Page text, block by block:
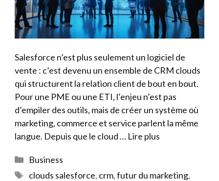
Salesforce n’est plus seulement un logiciel de
vente : c’est devenu un ensemble de CRM clouds
qui structurent la relation client de bout en bout.
Pour une PME ou une ETI, l’enjeu n’est pas
d’empiler des outils, mais de créer un système où
marketing, commerce et service parlent la même
langue. Depuis que le cloud … Lire plus
Catégories
Business
Étiquettes
clouds salesforce, crm,futur du marketing,